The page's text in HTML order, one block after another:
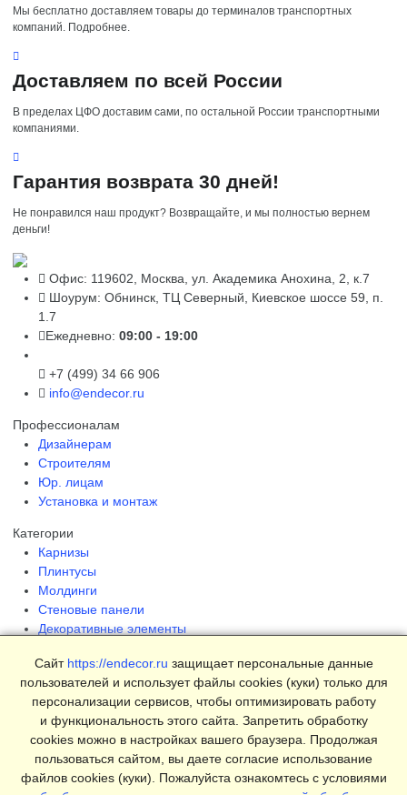
Мы бесплатно доставляем товары до терминалов транспортных
компаний. Подробнее.
Доставляем по всей России
В пределах ЦФО доставим сами, по остальной России транспортными
компаниями.
Гарантия возврата 30 дней!
Не понравился наш продукт? Возвращайте, и мы полностью вернем
деньги!
Офис: 119602, Москва, ул. Академика Анохина, 2, к.7
Шоурум: Обнинск, ТЦ Северный, Киевское шоссе 59, п.
1.7
Ежедневно: 09:00 - 19:00
+7 (499) 34 66 906
info@endecor.ru
Профессионалам
Дизайнерам
Строителям
Юр. лицам
Установка и монтаж
Категории
Карнизы
Плинтусы
Молдинги
Стеновые панели
Декоративные элементы
Страницы
Интерьеры
Блог
Магазин
Сайт https://endecor.ru защищает персональные данные
пользователей и использует файлы cookies (куки) только для
персонализации сервисов, чтобы оптимизировать работу
и функциональность этого сайта. Запретить обработку
cookies можно в настройках вашего браузера. Продолжая
пользоваться сайтом, вы даете согласие использование
файлов cookies (куки). Пожалуйста ознакомтесь с условиями